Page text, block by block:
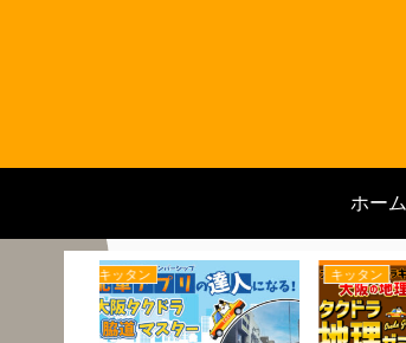
ホーム
つーさん つーさん